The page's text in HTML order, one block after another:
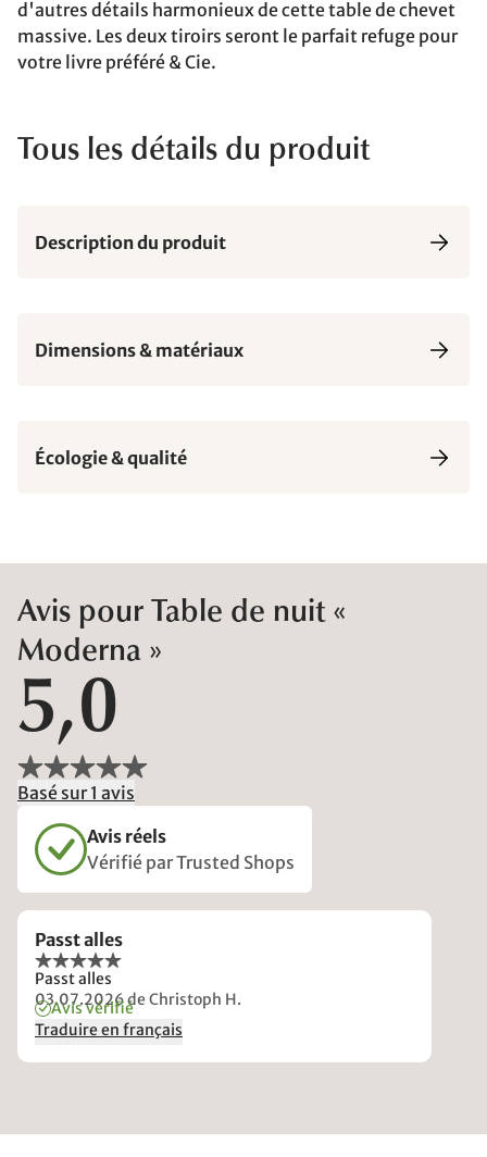
d'autres détails harmonieux de cette table de chevet
massive. Les deux tiroirs seront le parfait refuge pour
votre livre préféré & Cie.
Tous les détails du produit
Description du produit
Dimensions & matériaux
Écologie & qualité
Avis pour Table de nuit «
Moderna »
5,0
Basé sur 1 avis
Avis réels
Vérifié par Trusted Shops
Passt alles
Passt alles
03.07.2026de Christoph H.
Avis vérifié
Traduire en français